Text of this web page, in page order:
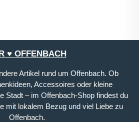
♥ OFFENBACH
Artikel rund um Offenbach. Ob
Accessoires oder kleine
Stadt – im Offenbach-Shop findest du
mit lokalem Bezug und viel Liebe zu
Offenbach.